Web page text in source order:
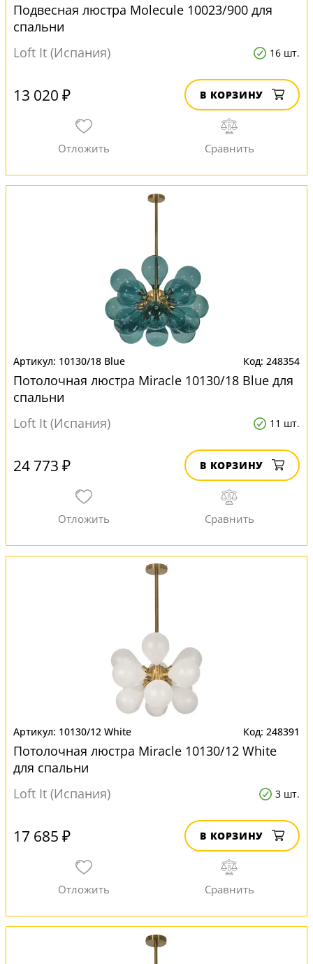
Подвесная люстра Molecule 10023/900 для
спальни
Loft It (Испания)
16 шт.
13 020 ₽ В КОРЗИНУ
10130/18 Blue 248354
Потолочная люстра Miracle 10130/18 Blue для
спальни
Loft It (Испания)
11 шт.
24 773 ₽ В КОРЗИНУ
10130/12 White 248391
Потолочная люстра Miracle 10130/12 White
для спальни
Loft It (Испания)
3 шт.
17 685 ₽ В КОРЗИНУ